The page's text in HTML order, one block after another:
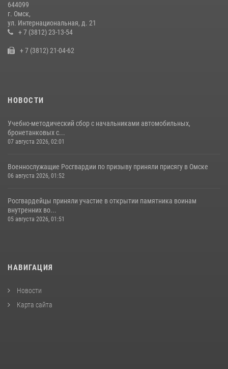
Росгвардия подвела итоги добровольной сдачи оружия в Омской
области
644099
г. Омск,
ул. Интернациональная, д. 21
+ 7 (3812) 23-13-54
+ 7 (3812) 21-04-62
НОВОСТИ
Учебно-методический сбор с начальниками автомобильных,
бронетанковых с...
07 августа 2026, 02:01
Военнослужащие Росгвардии по призыву приняли присягу в Омске
06 августа 2026, 01:52
Росгвардейцы приняли участие в открытии памятника воинам
внутренних во...
05 августа 2026, 01:51
НАВИГАЦИЯ
Новости
Карта сайта